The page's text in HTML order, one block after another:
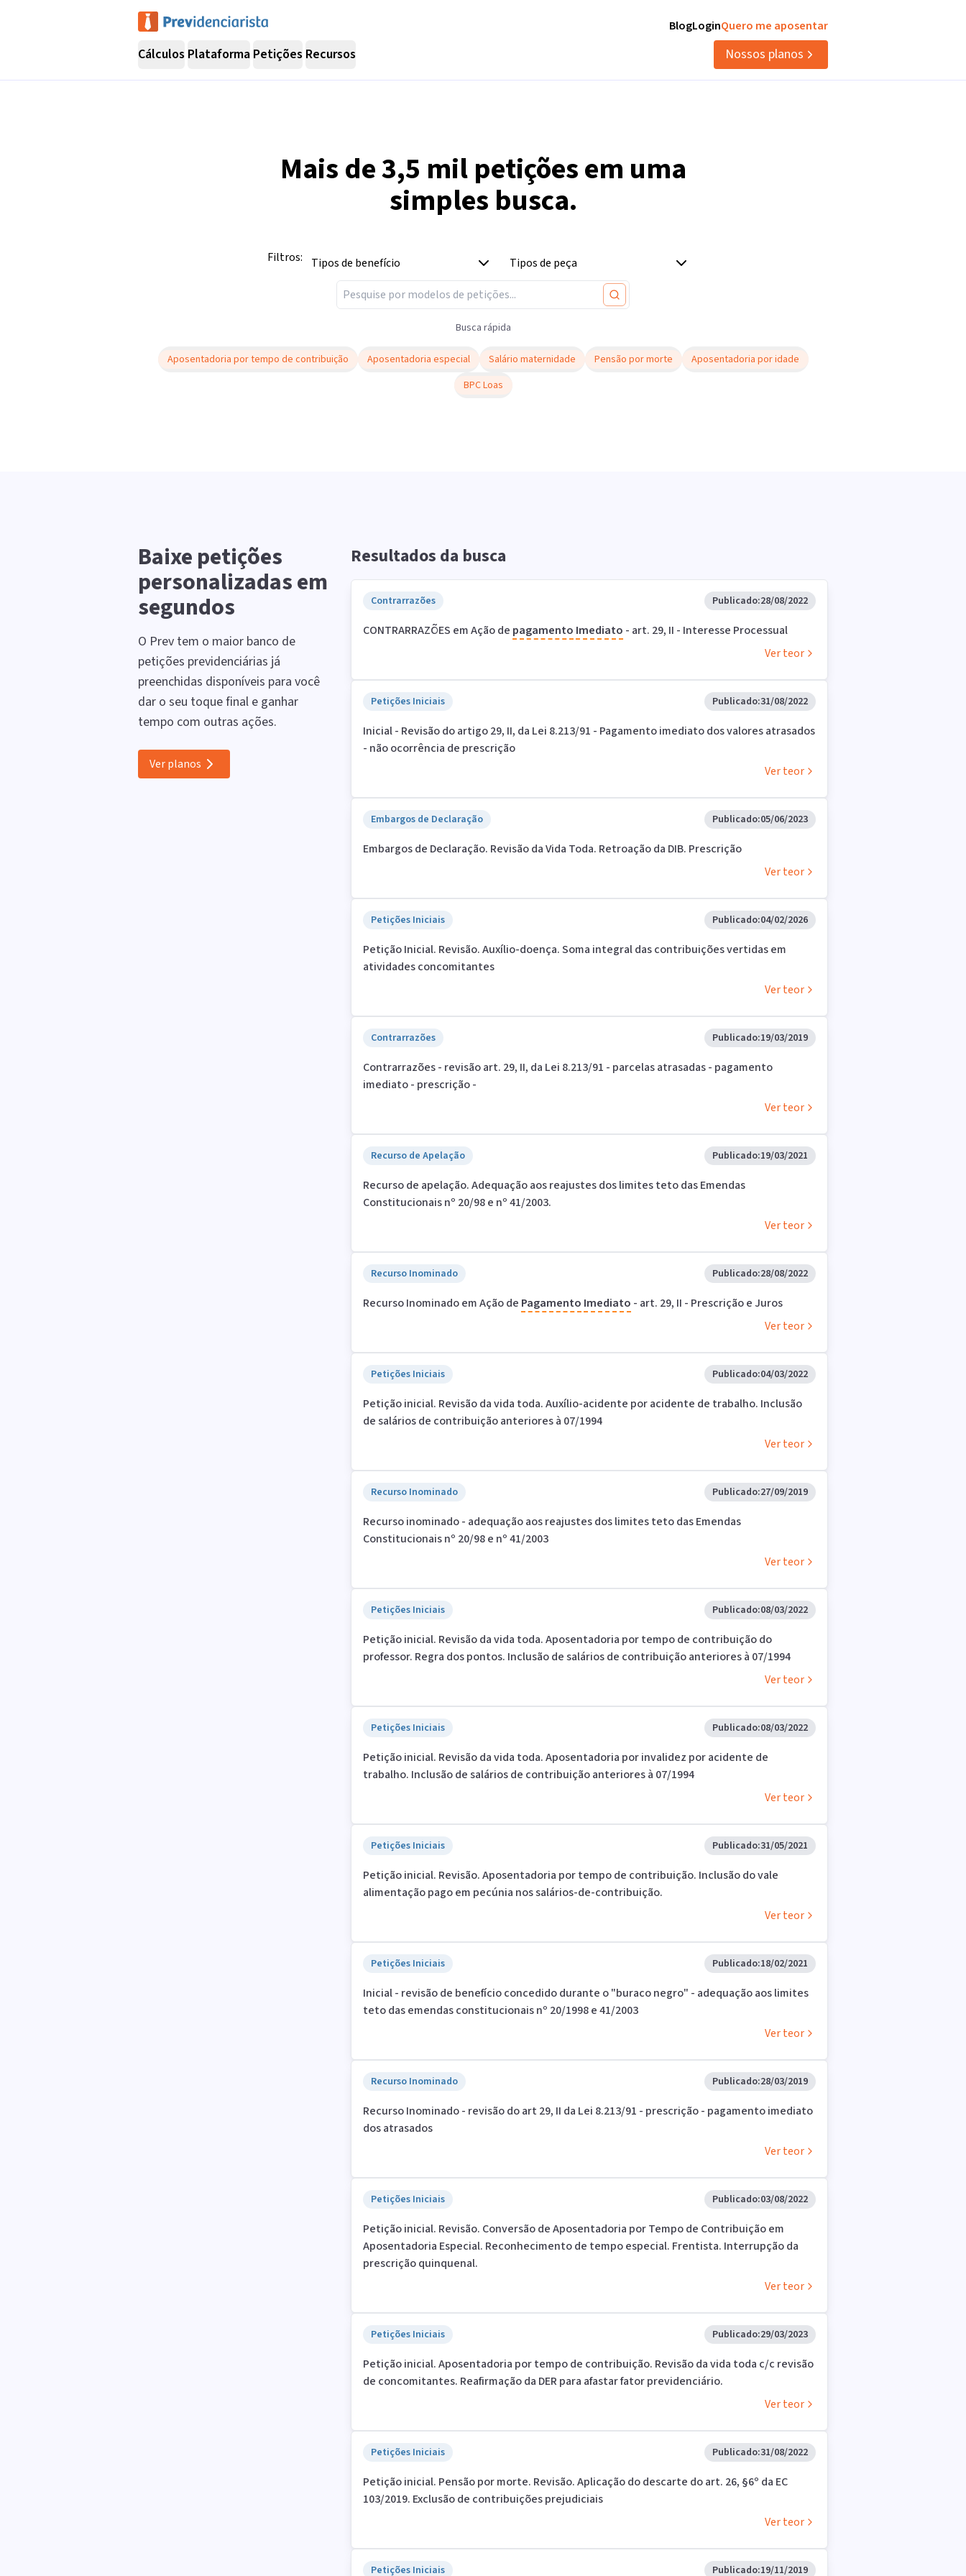
BlogLoginQuero me aposentar
Cálculos Plataforma Petições Recursos Nossos planos
Mais de3,5 milpetições em uma
simples busca.
Filtros: Tipos de benefício Tipos de peça
Busca rápida
Aposentadoria por tempo de contribuição Aposentadoria especial Salário maternidade Pensão por morte
Aposentadoria por idade
BPC Loas
Baixe petições
personalizadas em
segundos
O Prev tem o maior banco de
petições previdenciárias já
preenchidas disponíveis para você
dar o seu toque final e ganhar
tempo com outras ações.
Ver planos
Resultados da busca
Contrarrazões Publicado:28/08/2022
CONTRARRAZÕES em Ação de pagamento Imediato - art. 29, II - Interesse Processual
Ver teor
Petições Iniciais Publicado:31/08/2022
Inicial - Revisão do artigo 29, II, da Lei 8.213/91 - Pagamento imediato dos valores atrasados
- não ocorrência de prescrição
Ver teor
Embargos de Declaração Publicado:05/06/2023
Embargos de Declaração. Revisão da Vida Toda. Retroação da DIB. Prescrição
Ver teor
Petições Iniciais Publicado:04/02/2026
Petição Inicial. Revisão. Auxílio-doença. Soma integral das contribuições vertidas em
atividades concomitantes
Ver teor
Contrarrazões Publicado:19/03/2019
Contrarrazões - revisão art. 29, II, da Lei 8.213/91 - parcelas atrasadas - pagamento
imediato - prescrição -
Ver teor
Recurso de Apelação Publicado:19/03/2021
Recurso de apelação. Adequação aos reajustes dos limites teto das Emendas
Constitucionais nº 20/98 e nº 41/2003.
Ver teor
Recurso Inominado Publicado:28/08/2022
Recurso Inominado em Ação de Pagamento Imediato - art. 29, II - Prescrição e Juros
Ver teor
Petições Iniciais Publicado:04/03/2022
Petição inicial. Revisão da vida toda. Auxílio-acidente por acidente de trabalho. Inclusão
de salários de contribuição anteriores à 07/1994
Ver teor
Recurso Inominado Publicado:27/09/2019
Recurso inominado - adequação aos reajustes dos limites teto das Emendas
Constitucionais nº 20/98 e nº 41/2003
Ver teor
Petições Iniciais Publicado:08/03/2022
Petição inicial. Revisão da vida toda. Aposentadoria por tempo de contribuição do
professor. Regra dos pontos. Inclusão de salários de contribuição anteriores à 07/1994
Ver teor
Petições Iniciais Publicado:08/03/2022
Petição inicial. Revisão da vida toda. Aposentadoria por invalidez por acidente de
trabalho. Inclusão de salários de contribuição anteriores à 07/1994
Ver teor
Petições Iniciais Publicado:31/05/2021
Petição inicial. Revisão. Aposentadoria por tempo de contribuição. Inclusão do vale
alimentação pago em pecúnia nos salários-de-contribuição.
Ver teor
Petições Iniciais Publicado:18/02/2021
Inicial - revisão de benefício concedido durante o "buraco negro" - adequação aos limites
teto das emendas constitucionais nº 20/1998 e 41/2003
Ver teor
Recurso Inominado Publicado:28/03/2019
Recurso Inominado - revisão do art 29, II da Lei 8.213/91 - prescrição - pagamento imediato
dos atrasados
Ver teor
Petições Iniciais Publicado:03/08/2022
Petição inicial. Revisão. Conversão de Aposentadoria por Tempo de Contribuição em
Aposentadoria Especial. Reconhecimento de tempo especial. Frentista. Interrupção da
prescrição quinquenal.
Ver teor
Petições Iniciais Publicado:29/03/2023
Petição inicial. Aposentadoria por tempo de contribuição. Revisão da vida toda c/c revisão
de concomitantes. Reafirmação da DER para afastar fator previdenciário.
Ver teor
Petições Iniciais Publicado:31/08/2022
Petição inicial. Pensão por morte. Revisão. Aplicação do descarte do art. 26, §6º da EC
103/2019. Exclusão de contribuições prejudiciais
Ver teor
Petições Iniciais Publicado:19/11/2019